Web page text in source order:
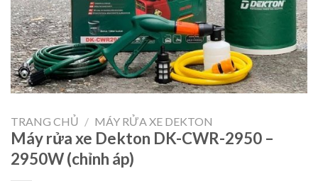
TRANG CHỦ / MÁY RỬA XE DEKTON
Máy rửa xe Dekton DK-CWR-2950 –
2950W (chỉnh áp)